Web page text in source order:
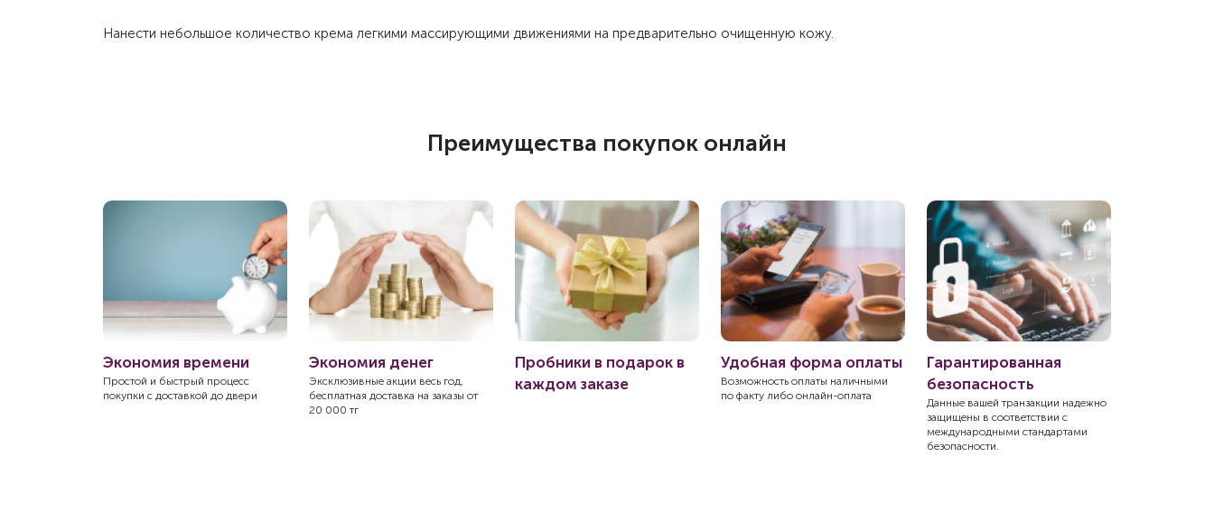
Нанести небольшое количество крема легкими массирующими движениями на предварительно очищенную кожу.
Преимущества покупок онлайн
Экономия времени
Простой и быстрый процесс
покупки с доставкой до двери
Экономия денег
Эксклюзивные акции весь год,
бесплатная доставка на заказы от
20 000 тг
Пробники в подарок в
каждом заказе
Удобная форма оплаты
Возможность оплаты наличными
по факту либо онлайн-оплата
Гарантированная
безопасность
Данные вашей транзакции надежно
защищены в соответствии с
международными стандартами
безопасности.